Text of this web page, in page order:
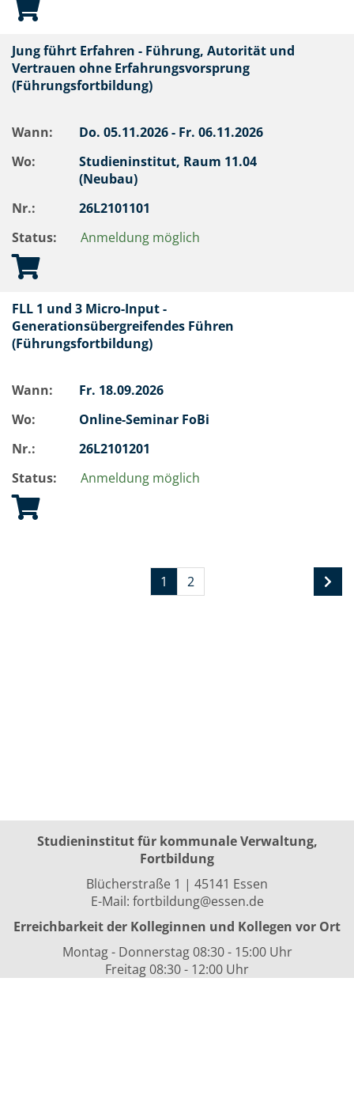
Jung führt Erfahren - Führung, Autorität und
Vertrauen ohne Erfahrungsvorsprung
(Führungsfortbildung)
Wann: Do. 05.11.2026 - Fr. 06.11.2026
Wo:
Studieninstitut, Raum 11.04
(Neubau)
Nr.:
26L2101101
Status:
Anmeldung möglich
FLL 1 und 3 Micro-Input -
Generationsübergreifendes Führen
(Führungsfortbildung)
Wann: Fr. 18.09.2026
Wo:
Online-Seminar FoBi
Nr.:
26L2101201
Status:
Anmeldung möglich
1 2
Studieninstitut für kommunale Verwaltung,
Fortbildung
Blücherstraße 1 | 45141 Essen
E-Mail: fortbildung@essen.de
Erreichbarkeit der Kolleginnen und Kollegen vor Ort
Montag - Donnerstag 08:30 - 15:00 Uhr
Freitag 08:30 - 12:00 Uhr